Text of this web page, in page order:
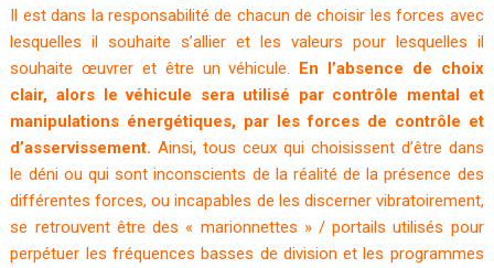
Il est dans la responsabilité de chacun de choisir les forces avec
lesquelles il souhaite s’allier et les valeurs pour lesquelles il
souhaite œuvrer et être un véhicule. En l’absence de choix
clair, alors le véhicule sera utilisé par contrôle mental et
manipulations énergétiques, par les forces de contrôle et
d’asservissement. Ainsi, tous ceux qui choisissent d’être dans
le déni ou qui sont inconscients de la réalité de la présence des
différentes forces, ou incapables de les discerner vibratoirement,
se retrouvent être des « marionnettes » / portails utilisés pour
perpétuer les fréquences basses de division et les programmes